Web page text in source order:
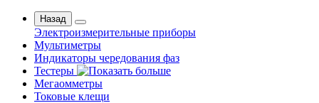
Назад
Электроизмерительные приборы
Мультиметры
Индикаторы чередования фаз
Тестеры
Мегаомметры
Токовые клещи